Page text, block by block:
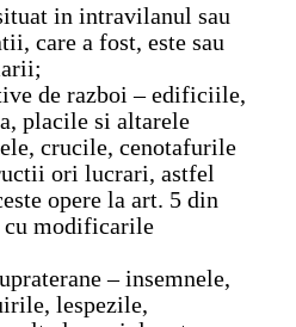
in intravilanul sau
care a fost, este sau
de razboi – edificiile,
placile si altarele
crucile, cenotafurile
ori lucrari, astfel
opere la art. 5 din
cu modificarile
– insemnele,
lespezile,